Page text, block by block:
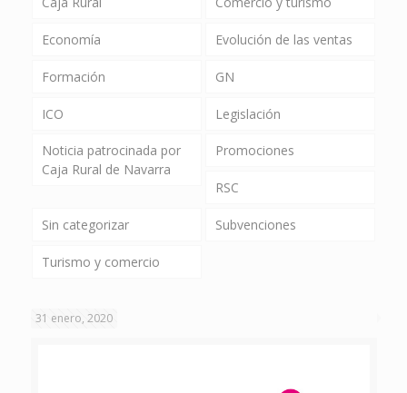
Economía Evolución de las ventas
Formación GN
ICO Legislación
Noticia patrocinada por
Caja Rural de Navarra
Promociones
RSC
Sin categorizar Subvenciones
Turismo y comercio
31 enero, 2020